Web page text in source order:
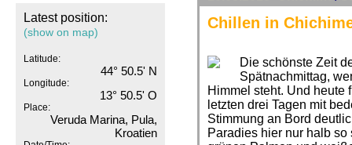
Latest position:
(show on map)
Latitude:
44° 50.5' N
Longitude:
13° 50.5' O
Place:
Veruda Marina, Pula,
Kroatien
Chillen in
Die schönste Zeit
Spätnachmittag,
Himmel steht. Und heute
letzten drei Tagen mit
Stimmung an Bord
Paradies hier nur halb so